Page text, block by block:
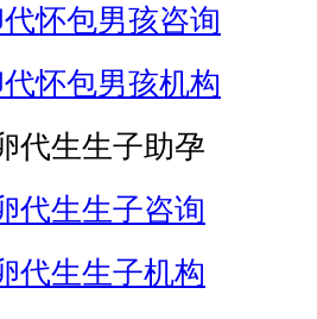
怀包男孩咨询
怀包男孩机构
代生生子助孕
代生生子咨询
代生生子机构